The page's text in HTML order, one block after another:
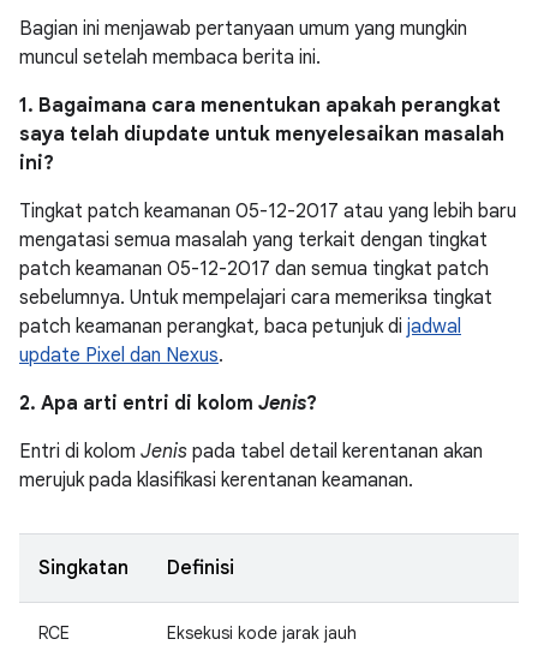
Bagian ini menjawab pertanyaan umum yang mungkin
muncul setelah membaca berita ini.
1. Bagaimana cara menentukan apakah perangkat
saya telah diupdate untuk menyelesaikan masalah
ini?
Tingkat patch keamanan 05-12-2017 atau yang lebih baru
mengatasi semua masalah yang terkait dengan tingkat
patch keamanan 05-12-2017 dan semua tingkat patch
sebelumnya. Untuk mempelajari cara memeriksa tingkat
patch keamanan perangkat, baca petunjuk di jadwal
update Pixel dan Nexus.
2. Apa arti entri di kolom Jenis?
Entri di kolom Jenis pada tabel detail kerentanan akan
merujuk pada klasifikasi kerentanan keamanan.
Singkatan Definisi
RCE Eksekusi kode jarak jauh